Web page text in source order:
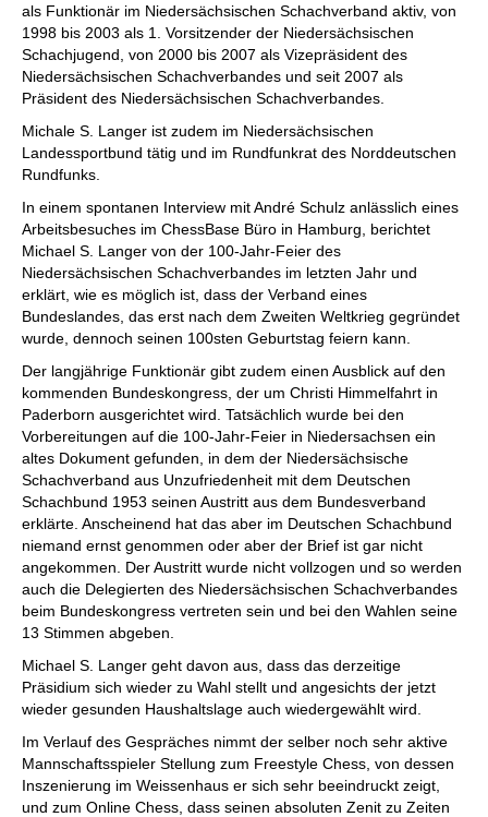
als Funktionär im Niedersächsischen Schachverband aktiv, von
1998 bis 2003 als 1. Vorsitzender der Niedersächsischen
Schachjugend, von 2000 bis 2007 als Vizepräsident des
Niedersächsischen Schachverbandes und seit 2007 als
Präsident des Niedersächsischen Schachverbandes.
Michale S. Langer ist zudem im Niedersächsischen
Landessportbund tätig und im Rundfunkrat des Norddeutschen
Rundfunks.
In einem spontanen Interview mit André Schulz anlässlich eines
Arbeitsbesuches im ChessBase Büro in Hamburg, berichtet
Michael S. Langer von der 100-Jahr-Feier des
Niedersächsischen Schachverbandes im letzten Jahr und
erklärt, wie es möglich ist, dass der Verband eines
Bundeslandes, das erst nach dem Zweiten Weltkrieg gegründet
wurde, dennoch seinen 100sten Geburtstag feiern kann.
Der langjährige Funktionär gibt zudem einen Ausblick auf den
kommenden Bundeskongress, der um Christi Himmelfahrt in
Paderborn ausgerichtet wird. Tatsächlich wurde bei den
Vorbereitungen auf die 100-Jahr-Feier in Niedersachsen ein
altes Dokument gefunden, in dem der Niedersächsische
Schachverband aus Unzufriedenheit mit dem Deutschen
Schachbund 1953 seinen Austritt aus dem Bundesverband
erklärte. Anscheinend hat das aber im Deutschen Schachbund
niemand ernst genommen oder aber der Brief ist gar nicht
angekommen. Der Austritt wurde nicht vollzogen und so werden
auch die Delegierten des Niedersächsischen Schachverbandes
beim Bundeskongress vertreten sein und bei den Wahlen seine
13 Stimmen abgeben.
Michael S. Langer geht davon aus, dass das derzeitige
Präsidium sich wieder zu Wahl stellt und angesichts der jetzt
wieder gesunden Haushaltslage auch wiedergewählt wird.
Im Verlauf des Gespräches nimmt der selber noch sehr aktive
Mannschaftsspieler Stellung zum Freestyle Chess, von dessen
Inszenierung im Weissenhaus er sich sehr beeindruckt zeigt,
und zum Online Chess, dass seinen absoluten Zenit zu Zeiten